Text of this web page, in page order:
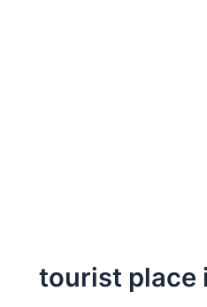
tourist place